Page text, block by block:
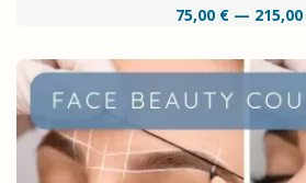
75,00 € — 215,00